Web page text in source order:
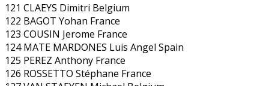
121 CLAEYS Dimitri Belgium
122 BAGOT Yohan France
123 COUSIN Jerome France
124 MATE MARDONES Luis Angel Spain
125 PEREZ Anthony France
126 ROSSETTO Stéphane France